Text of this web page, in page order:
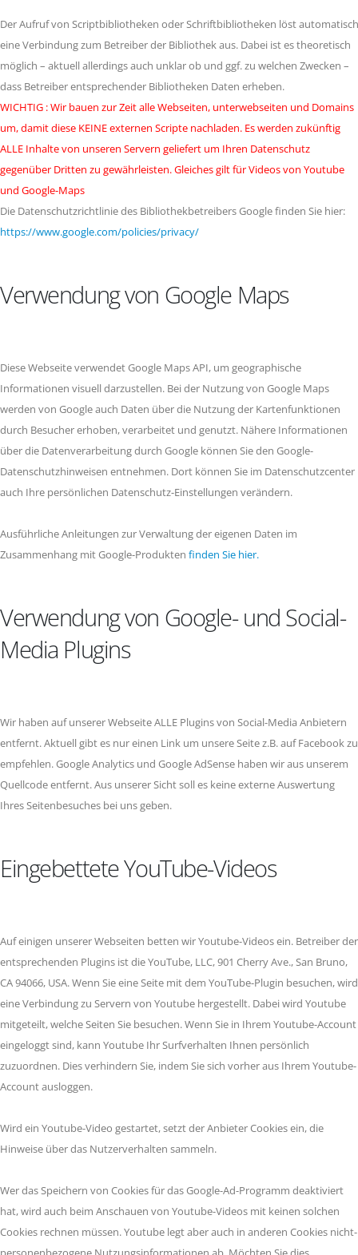
Der Aufruf von Scriptbibliotheken oder Schriftbibliotheken löst automatisch
eine Verbindung zum Betreiber der Bibliothek aus. Dabei ist es theoretisch
möglich – aktuell allerdings auch unklar ob und ggf. zu welchen Zwecken –
dass Betreiber entsprechender Bibliotheken Daten erheben.
WICHTIG : Wir bauen zur Zeit alle Webseiten, unterwebseiten und Domains
um, damit diese KEINE externen Scripte nachladen. Es werden zukünftig
ALLE Inhalte von unseren Servern geliefert um Ihren Datenschutz
gegenüber Dritten zu gewährleisten. Gleiches gilt für Videos von Youtube
und Google-Maps
Die Datenschutzrichtlinie des Bibliothekbetreibers Google finden Sie hier:
https://www.google.com/policies/privacy/
Verwendung von Google Maps
Diese Webseite verwendet Google Maps API, um geographische
Informationen visuell darzustellen. Bei der Nutzung von Google Maps
werden von Google auch Daten über die Nutzung der Kartenfunktionen
durch Besucher erhoben, verarbeitet und genutzt. Nähere Informationen
über die Datenverarbeitung durch Google können Sie den Google-
Datenschutzhinweisen entnehmen. Dort können Sie im Datenschutzcenter
auch Ihre persönlichen Datenschutz-Einstellungen verändern.
Ausführliche Anleitungen zur Verwaltung der eigenen Daten im
Zusammenhang mit Google-Produkten finden Sie hier.
Verwendung von Google- und Social-
Media Plugins
Wir haben auf unserer Webseite ALLE Plugins von Social-Media Anbietern
entfernt. Aktuell gibt es nur einen Link um unsere Seite z.B. auf Facebook zu
empfehlen. Google Analytics und Google AdSense haben wir aus unserem
Quellcode entfernt. Aus unserer Sicht soll es keine externe Auswertung
Ihres Seitenbesuches bei uns geben.
Eingebettete YouTube-Videos
Auf einigen unserer Webseiten betten wir Youtube-Videos ein. Betreiber der
entsprechenden Plugins ist die YouTube, LLC, 901 Cherry Ave., San Bruno,
CA 94066, USA. Wenn Sie eine Seite mit dem YouTube-Plugin besuchen, wird
eine Verbindung zu Servern von Youtube hergestellt. Dabei wird Youtube
mitgeteilt, welche Seiten Sie besuchen. Wenn Sie in Ihrem Youtube-Account
eingeloggt sind, kann Youtube Ihr Surfverhalten Ihnen persönlich
zuzuordnen. Dies verhindern Sie, indem Sie sich vorher aus Ihrem Youtube-
Account ausloggen.
Wird ein Youtube-Video gestartet, setzt der Anbieter Cookies ein, die
Hinweise über das Nutzerverhalten sammeln.
Wer das Speichern von Cookies für das Google-Ad-Programm deaktiviert
hat, wird auch beim Anschauen von Youtube-Videos mit keinen solchen
Cookies rechnen müssen. Youtube legt aber auch in anderen Cookies nicht-